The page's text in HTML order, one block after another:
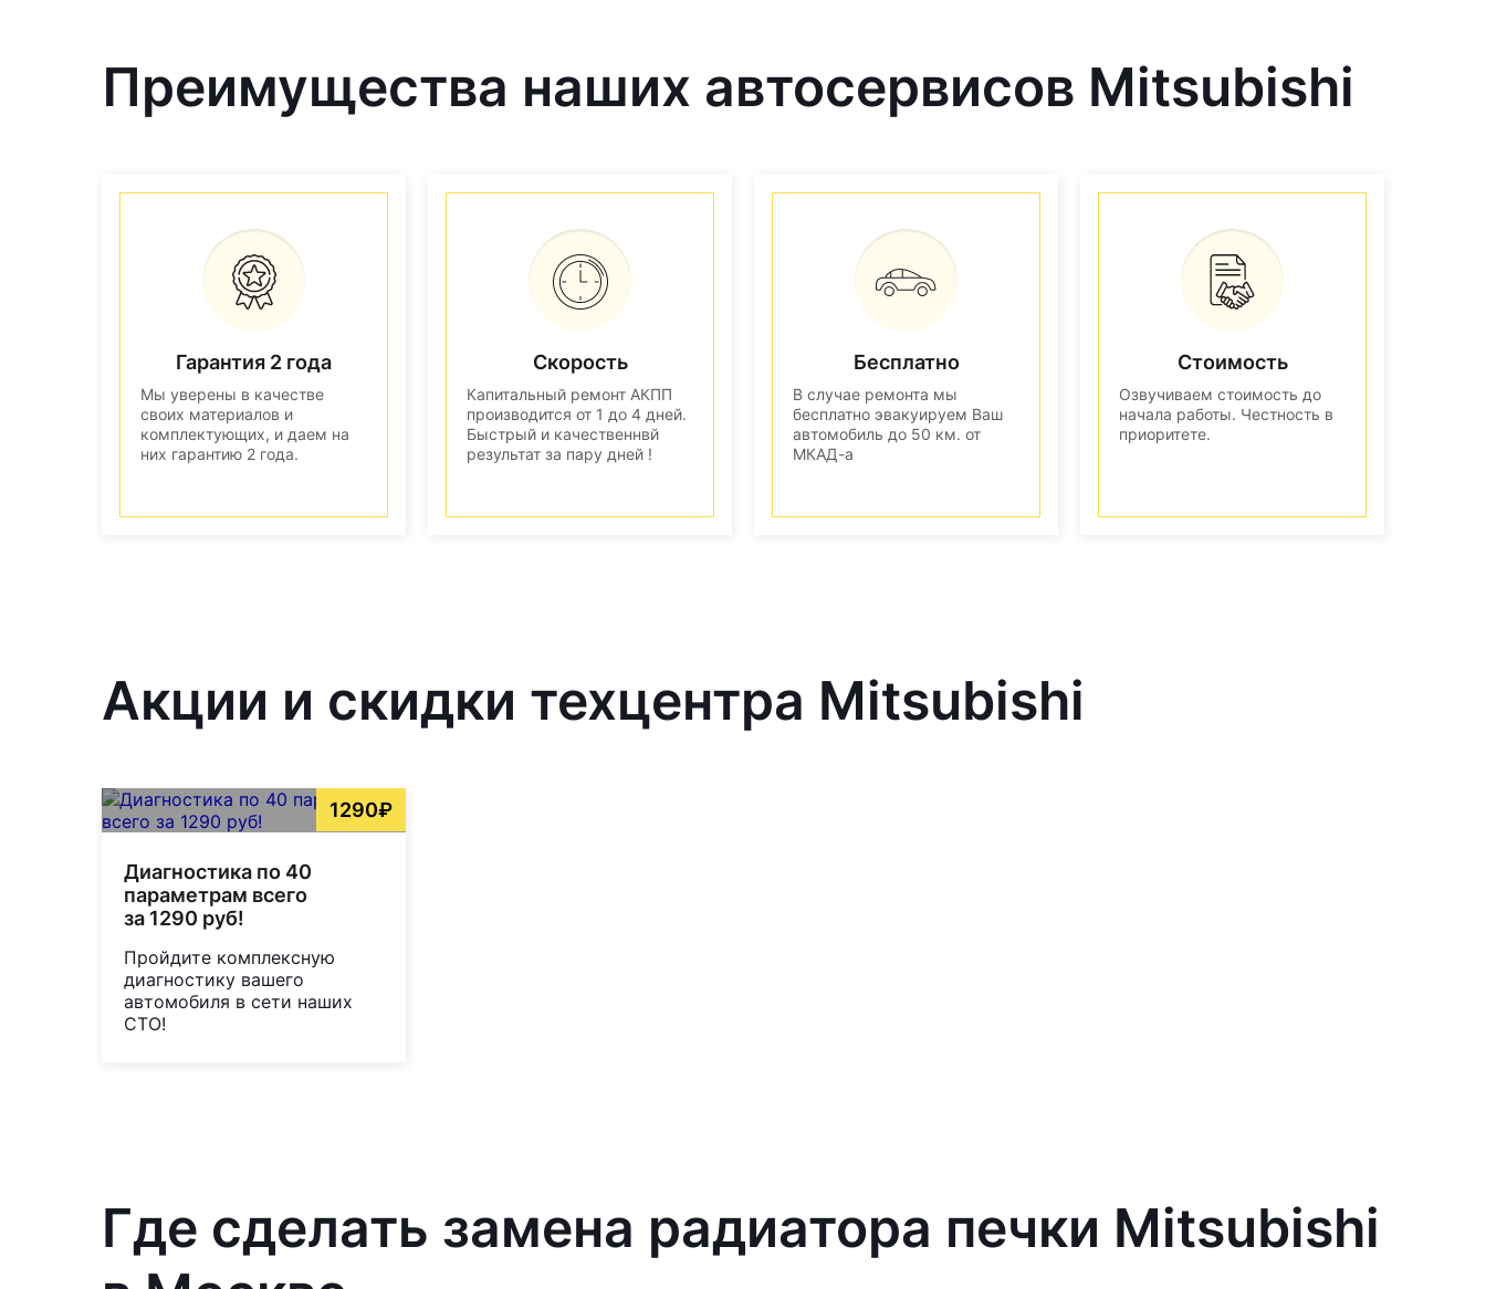
Преимущества наших автосервисов Mitsubishi
Гарантия 2 года
Мы уверены в качестве
своих материалов и
комплектующих, и даем на
них гарантию 2 года.
Скорость
Капитальный ремонт АКПП
производится от 1 до 4 дней.
Быстрый и качественнвй
результат за пару дней !
Бесплатно
В случае ремонта мы
бесплатно эвакуируем Ваш
автомобиль до 50 км. от
МКАД-а
Стоимость
Озвучиваем стоимость до
начала работы. Честность в
приоритете.
Акции и скидки техцентра Mitsubishi
1290₽
Диагностика по 40
параметрам всего
за 1290 руб!
Пройдите комплексную
диагностику вашего
автомобиля в сети наших
СТО!
Где сделать замена радиатора печки Mitsubishi